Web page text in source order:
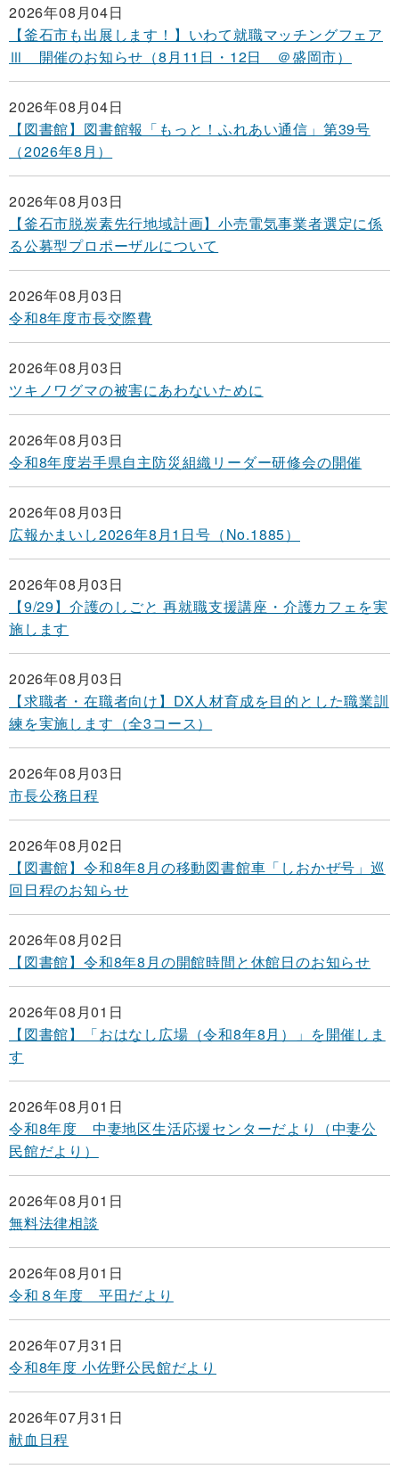
2026年08月04日
【釜石市も出展します！】いわて就職マッチングフェア
Ⅲ 開催のお知らせ（8月11日・12日 ＠盛岡市）
2026年08月04日
【図書館】図書館報「もっと！ふれあい通信」第39号
（2026年8月）
2026年08月03日
【釜石市脱炭素先行地域計画】小売電気事業者選定に係
る公募型プロポーザルについて
2026年08月03日
令和8年度市長交際費
2026年08月03日
ツキノワグマの被害にあわないために
2026年08月03日
令和8年度岩手県自主防災組織リーダー研修会の開催
2026年08月03日
広報かまいし2026年8月1日号（No.1885）
2026年08月03日
【9/29】介護のしごと 再就職支援講座・介護カフェを実
施します
2026年08月03日
【求職者・在職者向け】DX人材育成を目的とした職業訓
練を実施します（全3コース）
2026年08月03日
市長公務日程
2026年08月02日
【図書館】令和8年8月の移動図書館車「しおかぜ号」巡
回日程のお知らせ
2026年08月02日
【図書館】令和8年8月の開館時間と休館日のお知らせ
2026年08月01日
【図書館】「おはなし広場（令和8年8月）」を開催しま
す
2026年08月01日
令和8年度 中妻地区生活応援センターだより（中妻公
民館だより）
2026年08月01日
無料法律相談
2026年08月01日
令和８年度 平田だより
2026年07月31日
令和8年度 小佐野公民館だより
2026年07月31日
献血日程